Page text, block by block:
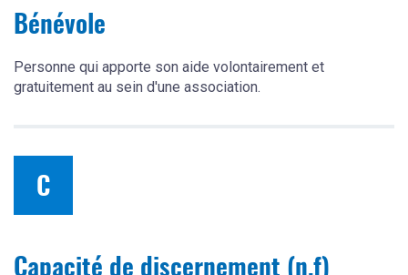
Bénévole
Personne qui apporte son aide volontairement et
gratuitement au sein d'une association.
C
Capacité de discernement (n.f)